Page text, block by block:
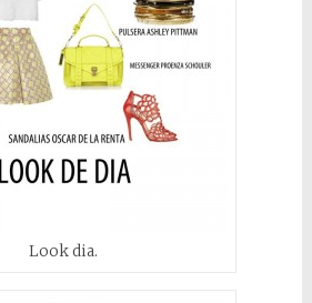
Look dia.